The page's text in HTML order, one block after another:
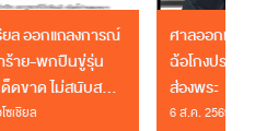
ยล ออกแถลงการณ์
าย-พกปืนขู่รุ่น
ดขาด ไม่สนับสนุน
ซเชียล
ศาลออกหมายจั
ฉ้อโกงประชาชน
ส่องพระ
6 ส.ค. 2569